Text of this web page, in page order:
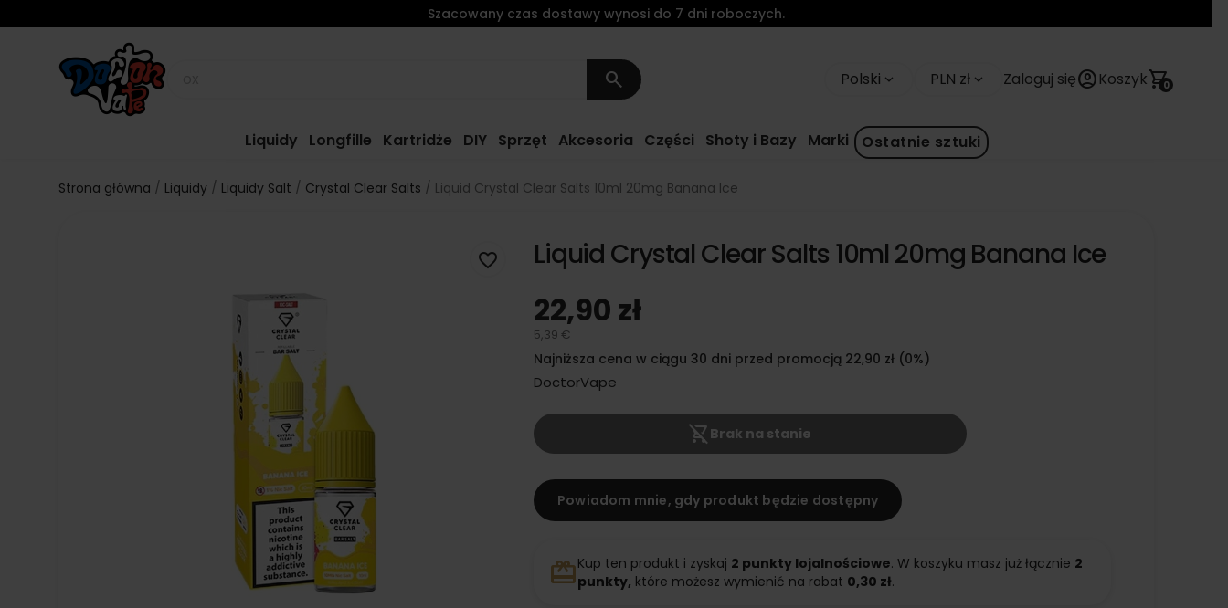
search Polski keyboard_arrow_down PLN zł keyboard_arrow_down Zaloguj sięaccount_circleKoszyk 0
shopping_cart
Liquidy Longfille Kartridże DIY Sprzęt Akcesoria Części Shoty i Bazy Marki Ostatnie sztuki
Szacowany czas dostawy wynosi do 7 dni roboczych.
Strona główna Liquidy Liquidy Salt Crystal Clear Salts Liquid Crystal Clear Salts 10ml 20mg Banana Ice
favorite_border Liquid Crystal Clear Salts 10ml 20mg Banana Ice
22,90 zł
5,39 €
Najniższa cena w ciągu 30 dni przed promocją 22,90 zł (0%)
DoctorVape
shopping_cart_off Brak na stanie
Powiadom mnie, gdy produkt będzie dostępny
redeemKup ten produkt i zyskaj 2 punkty lojalnościowe. W koszyku masz już łącznie 2
punkty, które możesz wymienić na rabat 0,30 zł.